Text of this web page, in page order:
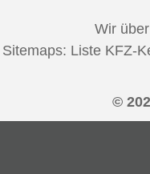
Wir
Sitemaps: Liste KFZ-
©